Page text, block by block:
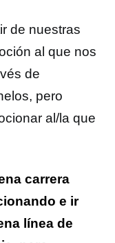
de nuestras
al que nos
de
pero
al/la que
carrera
e ir
línea de